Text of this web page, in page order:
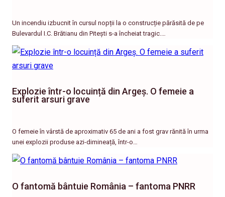
Un incendiu izbucnit în cursul nopții la o construcție părăsită de pe
Bulevardul I.C. Brătianu din Pitești s-a încheiat tragic.…
Explozie într-o locuință din Argeș. O femeie a
suferit arsuri grave
O femeie în vârstă de aproximativ 65 de ani a fost grav rănită în urma
unei explozii produse azi-dimineață, într-o…
O fantomă bântuie România – fantoma PNRR